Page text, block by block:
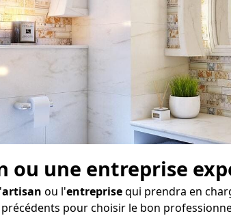
ou une entreprise
artisan ou l'entreprisequi prendra en
pour choisir le bon